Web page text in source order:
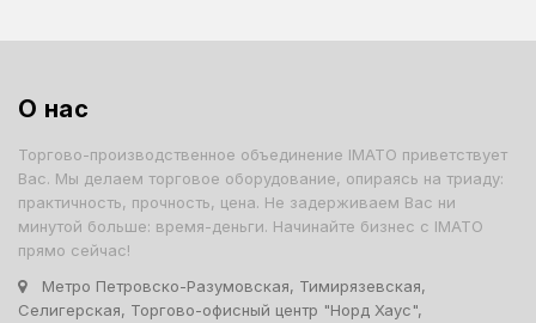
О нас
Торгово-производственное объединение IMATO приветствует
Вас. Мы делаем торговое оборудование, опираясь на триаду:
практичность, прочность, цена. Не задерживаем Вас ни
минутой больше: время-деньги. Начинайте бизнес с IMATO
прямо сейчас!
Метро Петровско-Разумовская, Тимирязевская,
Селигерская, Торгово-офисный центр "Норд Хаус",